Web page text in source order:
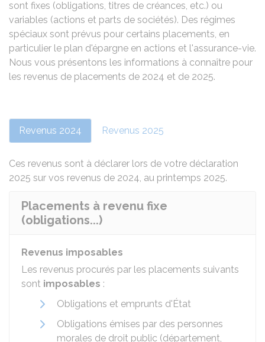
sont fixes (obligations, titres de créances, etc.) ou
variables (actions et parts de sociétés). Des régimes
spéciaux sont prévus pour certains placements, en
particulier le plan d'épargne en actions et l'assurance-vie.
Nous vous présentons les informations à connaître pour
les revenus de placements de 2024 et de 2025.
Revenus 2024 Revenus 2025
Ces revenus sont à déclarer lors de votre déclaration
2025 sur vos revenus de 2024, au printemps 2025.
Placements à revenu fixe
(obligations...)
Revenus imposables
Les revenus procurés par les placements suivants
sont imposables :
Obligations et emprunts d'État
Obligations émises par des personnes
morales de droit public (département,